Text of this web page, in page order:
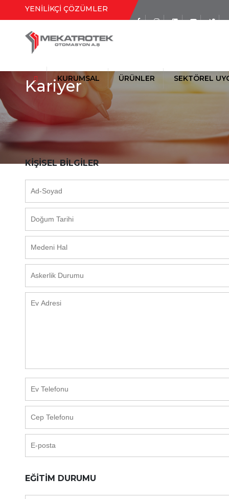
YENİLİKÇİ ÇÖZÜMLER
Sosyal Medya
Hesaplarımız
KURUMSAL ÜRÜNLER
ROBOTİK UYGULAMALAR
SEKTÖREL
Kariyer
KİŞİSEL BİLGİLER
EĞİTİM DURUMU